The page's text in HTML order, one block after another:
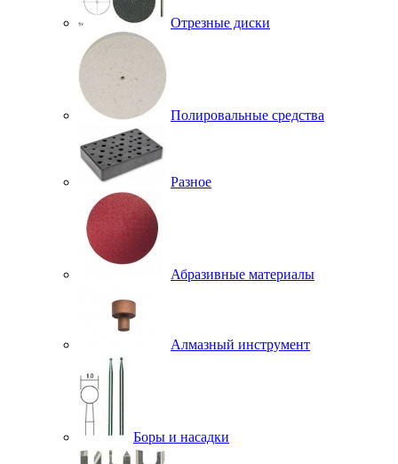
Отрезные диски
Полировальные средства
Разное
Абразивные материалы
Алмазный инструмент
Боры и насадки